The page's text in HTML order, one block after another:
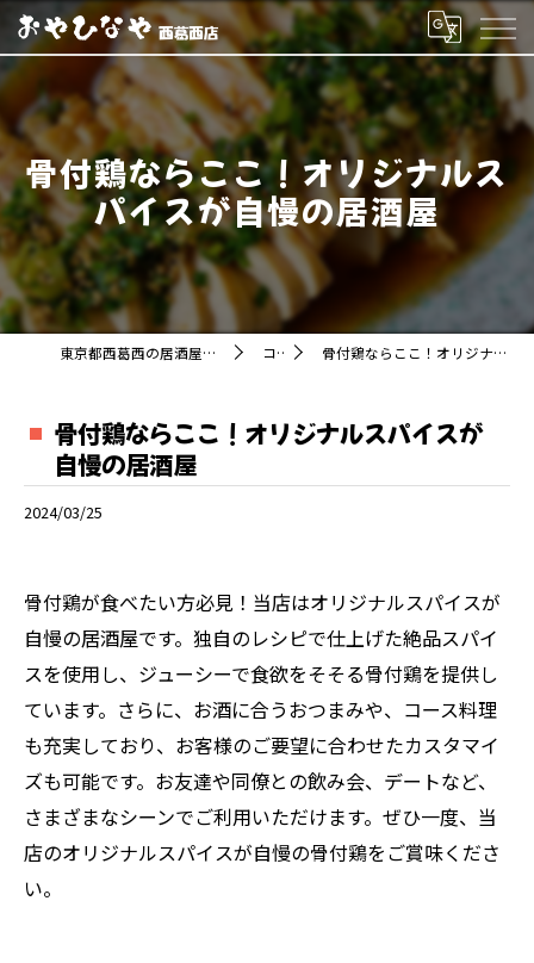
骨付鶏ならここ！オリジナルス
パイスが自慢の居酒屋
東京都西葛西の居酒屋ならおやひなや 西葛西店 コラム 骨付鶏ならここ！オリジナルスパイスが自慢の居酒屋
骨付鶏ならここ！オリジナルスパイスが
自慢の居酒屋
2024/03/25
骨付鶏が食べたい方必見！当店はオリジナルスパイスが
自慢の居酒屋です。独自のレシピで仕上げた絶品スパイ
スを使用し、ジューシーで食欲をそそる骨付鶏を提供し
ています。さらに、お酒に合うおつまみや、コース料理
も充実しており、お客様のご要望に合わせたカスタマイ
ズも可能です。お友達や同僚との飲み会、デートなど、
さまざまなシーンでご利用いただけます。ぜひ一度、当
店のオリジナルスパイスが自慢の骨付鶏をご賞味くださ
い。